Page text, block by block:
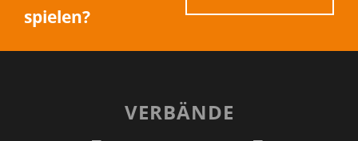
spielen?
VERBÄNDE